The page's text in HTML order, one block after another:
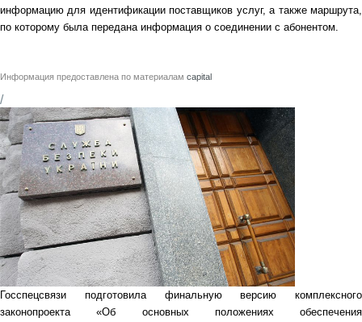
информацию для идентификации поставщиков услуг, а также маршрута,
по которому была передана информация о соединении с абонентом.
Информация предоставлена по материалам capital
/
Госспецсвязи подготовила финальную версию комплексного
законопроекта «Об основных положениях обеспечения